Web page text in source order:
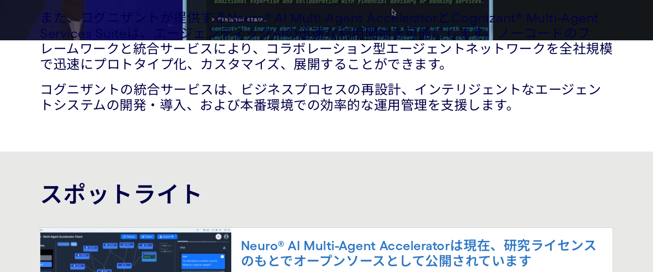
また、コグニザントが提供するNeuro® AI Multi-Agent AcceleratorとCognizant® Multi-Agent
Services Suiteは、エージェンティックAIの迅速な利用開始を可能にします。ノーコードのフ
レームワークと統合サービスにより、コラボレーション型エージェントネットワークを全社規模
で迅速にプロトタイプ化、カスタマイズ、展開することができます。
コグニザントの統合サービスは、ビジネスプロセスの再設計、インテリジェントなエージェン
トシステムの開発・導入、および本番環境での効率的な運用管理を支援します。
スポットライト
Neuro® AI Multi-Agent Acceleratorは現在、研究ライセンス
のもとでオープンソースとして公開されています